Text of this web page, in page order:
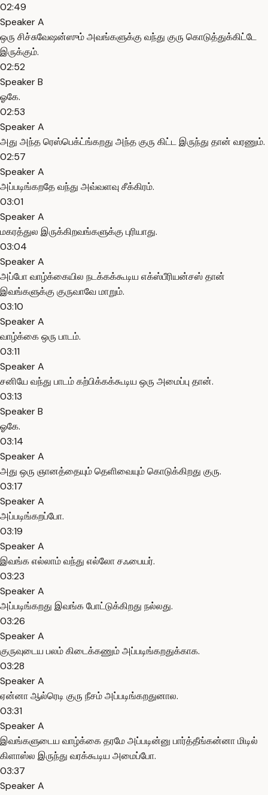
02:49
Speaker A
ஒரு சிச்சுவேஷன்ஸும் அவங்களுக்கு வந்து குரு கொடுத்துக்கிட்டே
இருக்கும்.
02:52
Speaker B
ஓகே.
02:53
Speaker A
அது அந்த ரெஸ்பெக்ட்ங்கறது அந்த குரு கிட்ட இருந்து தான் வரணும்.
02:57
Speaker A
அப்படிங்கறதே வந்து அவ்வளவு சீக்கிரம்.
03:01
Speaker A
மகரத்துல இருக்கிறவங்களுக்கு புரியாது.
03:04
Speaker A
அப்போ வாழ்க்கையில நடக்கக்கூடிய எக்ஸ்பீரியன்சஸ் தான்
இவங்களுக்கு குருவாவே மாறும்.
03:10
Speaker A
வாழ்க்கை ஒரு பாடம்.
03:11
Speaker A
சனியே வந்து பாடம் கற்பிக்கக்கூடிய ஒரு அமைப்பு தான்.
03:13
Speaker B
ஓகே.
03:14
Speaker A
அது ஒரு ஞானத்தையும் தெளிவையும் கொடுக்கிறது குரு.
03:17
Speaker A
அப்படிங்கறப்போ.
03:19
Speaker A
இவங்க எல்லாம் வந்து எல்லோ சஃபையர்.
03:23
Speaker A
அப்படிங்கறது இவங்க போட்டுக்கிறது நல்லது.
03:26
Speaker A
குருவுடைய பலம் கிடைக்கணும் அப்படிங்கறதுக்காக.
03:28
Speaker A
ஏன்னா ஆல்ரெடி குரு நீசம் அப்படிங்கறதுனால.
03:31
Speaker A
இவங்களுடைய வாழ்க்கை தரமே அப்படின்னு பார்த்தீங்கன்னா மிடில்
கிளாஸ்ல இருந்து வரக்கூடிய அமைப்போ.
03:37
Speaker A